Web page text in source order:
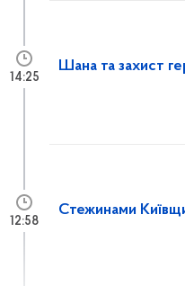
Шана та захист
14:25
Стежинами
12:58